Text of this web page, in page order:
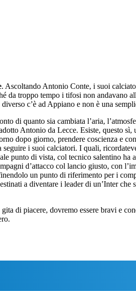
. Ascoltando Antonio Conte, i suoi
da troppo tempo i tifosi non
c’è ad Appiano e non è una
di quanto sia cambiata l’aria,
Antonio da Lecce. Esiste, questo
dopo giorno, prendere coscienza e
i suoi calciatori. I quali,
punto di vista, col tecnico salentino
d’attacco col lancio giusto, con
un punto di riferimento per i
a diventare i leader di un’Inter
di piacere, dovremo essere bravi e